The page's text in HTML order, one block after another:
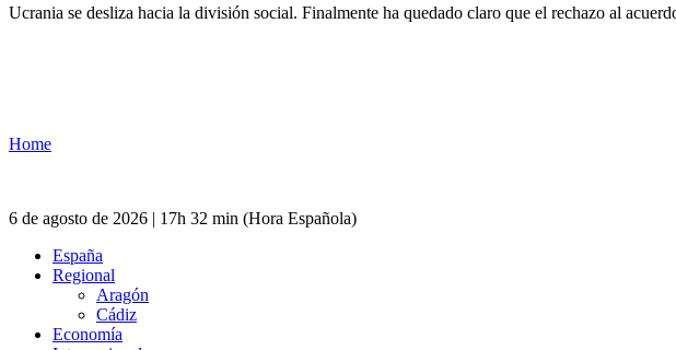
Ucrania se desliza hacia la división social. Finalmente ha quedado claro que el rechazo al
Home
6 de agosto de 2026 | 17h 32 min (Hora Española)
España
Regional
Aragón
Cádiz
Economía